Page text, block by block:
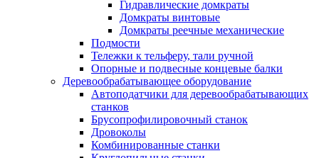
Гидравлические домкраты
Домкраты винтовые
Домкраты реечные механические
Подмости
Тележки к тельферу, тали ручной
Опорные и подвесные концевые балки
Деревообрабатывающее оборудование
Автоподатчики для деревообрабатывающих
станков
Брусопрофилировочный станок
Дровоколы
Комбинированные станки